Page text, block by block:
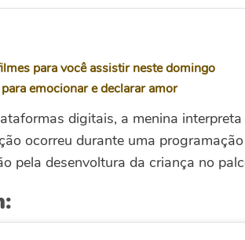
para você assistir neste domingo
emocionar e declarar amor
digitais, a menina interpreta
ocorreu durante uma
pela desenvoltura da criança no